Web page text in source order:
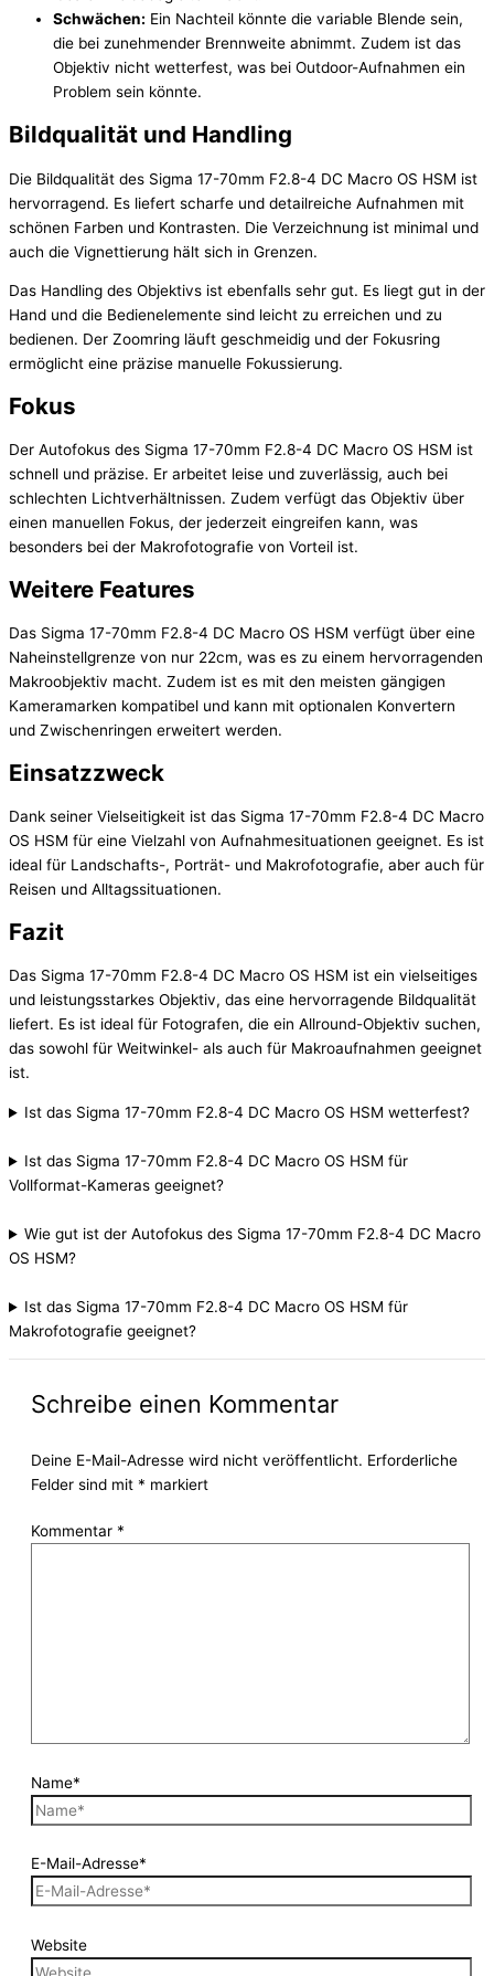
Schwächen: Ein Nachteil könnte die variable Blende sein,
die bei zunehmender Brennweite abnimmt. Zudem ist das
Objektiv nicht wetterfest, was bei Outdoor-Aufnahmen ein
Problem sein könnte.
Bildqualität und Handling
Die Bildqualität des Sigma 17-70mm F2.8-4 DC Macro OS HSM ist
hervorragend. Es liefert scharfe und detailreiche Aufnahmen mit
schönen Farben und Kontrasten. Die Verzeichnung ist minimal und
auch die Vignettierung hält sich in Grenzen.
Das Handling des Objektivs ist ebenfalls sehr gut. Es liegt gut in der
Hand und die Bedienelemente sind leicht zu erreichen und zu
bedienen. Der Zoomring läuft geschmeidig und der Fokusring
ermöglicht eine präzise manuelle Fokussierung.
Fokus
Der Autofokus des Sigma 17-70mm F2.8-4 DC Macro OS HSM ist
schnell und präzise. Er arbeitet leise und zuverlässig, auch bei
schlechten Lichtverhältnissen. Zudem verfügt das Objektiv über
einen manuellen Fokus, der jederzeit eingreifen kann, was
besonders bei der Makrofotografie von Vorteil ist.
Weitere Features
Das Sigma 17-70mm F2.8-4 DC Macro OS HSM verfügt über eine
Naheinstellgrenze von nur 22cm, was es zu einem hervorragenden
Makroobjektiv macht. Zudem ist es mit den meisten gängigen
Kameramarken kompatibel und kann mit optionalen Konvertern
und Zwischenringen erweitert werden.
Einsatzzweck
Dank seiner Vielseitigkeit ist das Sigma 17-70mm F2.8-4 DC Macro
OS HSM für eine Vielzahl von Aufnahmesituationen geeignet. Es ist
ideal für Landschafts-, Porträt- und Makrofotografie, aber auch für
Reisen und Alltagssituationen.
Fazit
Das Sigma 17-70mm F2.8-4 DC Macro OS HSM ist ein vielseitiges
und leistungsstarkes Objektiv, das eine hervorragende Bildqualität
liefert. Es ist ideal für Fotografen, die ein Allround-Objektiv suchen,
das sowohl für Weitwinkel- als auch für Makroaufnahmen geeignet
ist.
Ist das Sigma 17-70mm F2.8-4 DC Macro OS HSM wetterfest?
Ist das Sigma 17-70mm F2.8-4 DC Macro OS HSM für
Vollformat-Kameras geeignet?
Wie gut ist der Autofokus des Sigma 17-70mm F2.8-4 DC Macro
OS HSM?
Ist das Sigma 17-70mm F2.8-4 DC Macro OS HSM für
Makrofotografie geeignet?
Schreibe einen Kommentar
Deine E-Mail-Adresse wird nicht veröffentlicht. Erforderliche
Felder sind mit * markiert
Kommentar *
Name*
E-Mail-Adresse*
Website